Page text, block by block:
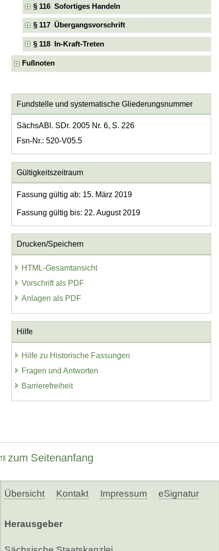
§ 116 Sofortiges Handeln
§ 117 Übergangsvorschrift
§ 118 In-Kraft-Treten
Fußnoten
Fundstelle und systematische Gliederungsnummer
SächsABl. SDr. 2005 Nr. 6, S. 226
Fsn-Nr.: 520-V05.5
Gültigkeitszeitraum
Fassung gültig ab: 15. März 2019
Fassung gültig bis: 22. August 2019
Drucken/Speichern
HTML-Gesamtansicht
Vorschrift als PDF
Anlagen als PDF
Hilfe
Hilfe zu Historische Fassungen
Fragen und Antworten
Barrierefreiheit
zum Seitenanfang
Übersicht Kontakt Impressum eSignatur
Herausgeber